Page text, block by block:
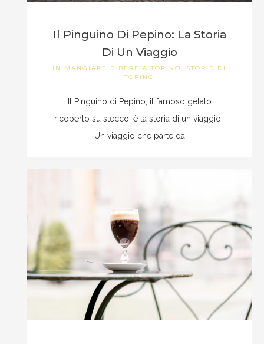
Il Pinguino Di Pepino: La Storia
Di Un Viaggio
IN MANGIARE E BERE A TORINO, STORIE DI
TORINO
Il Pinguino di Pepino, il famoso gelato
ricoperto su stecco, è la storia di un viaggio.
Un viaggio che parte da